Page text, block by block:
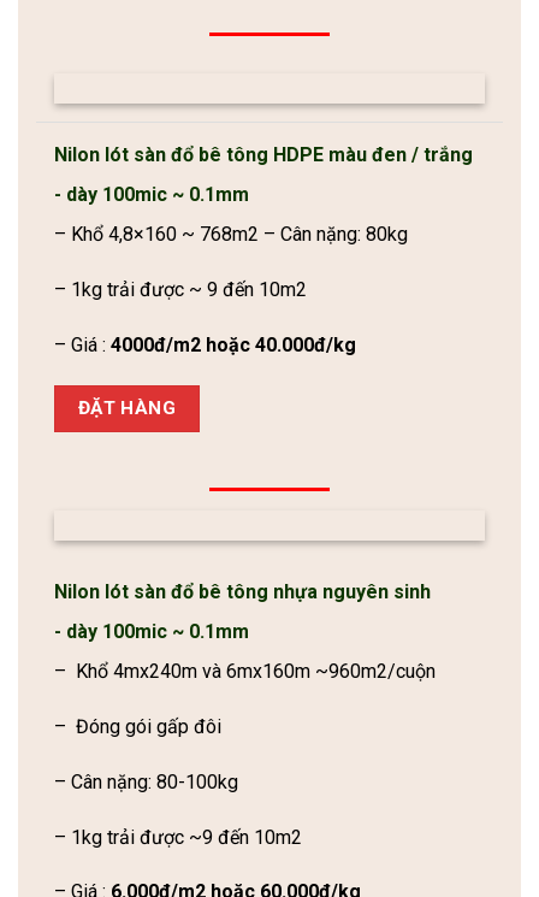
Nilon lót sàn đổ bê tông HDPE màu đen / trắng
- dày 100mic ~ 0.1mm
– Khổ 4,8×160 ~ 768m2 – Cân nặng: 80kg
– 1kg trải được ~ 9 đến 10m2
– Giá : 4000đ/m2 hoặc 40.000đ/kg
ĐẶT HÀNG
Nilon lót sàn đổ bê tông nhựa nguyên sinh
- dày 100mic ~ 0.1mm
– Khổ 4mx240m và 6mx160m ~960m2/cuộn
– Đóng gói gấp đôi
– Cân nặng: 80-100kg
– 1kg trải được ~9 đến 10m2
– Giá : 6.000đ/m2 hoặc 60.000đ/kg